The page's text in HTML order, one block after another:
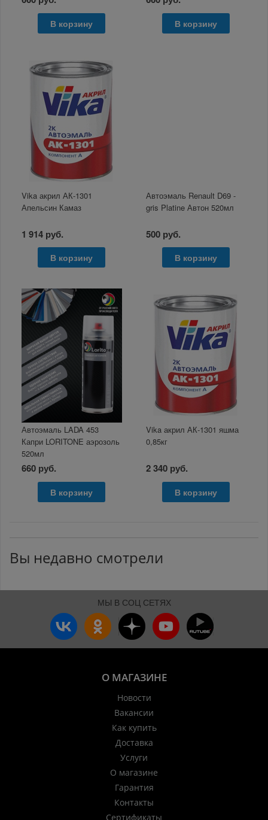
В корзину В корзину
Vika акрил АК-1301
Апельсин Камаз
1 914 руб.
В корзину
Автоэмаль Renault D69 -
gris Platine Автон 520мл
500 руб.
В корзину
Автоэмаль LADA 453
Капри LORITONE аэрозоль
520мл
660 руб.
В корзину
Vika акрил АК-1301 яшма
0,85кг
2 340 руб.
В корзину
Вы недавно смотрели
МЫ В СОЦ СЕТЯХ
О МАГАЗИНЕ
Новости
Вакансии
Как купить
Доставка
Услуги
О магазине
Гарантия
Контакты
Сертификаты